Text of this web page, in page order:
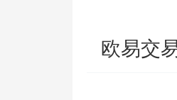
欧易交